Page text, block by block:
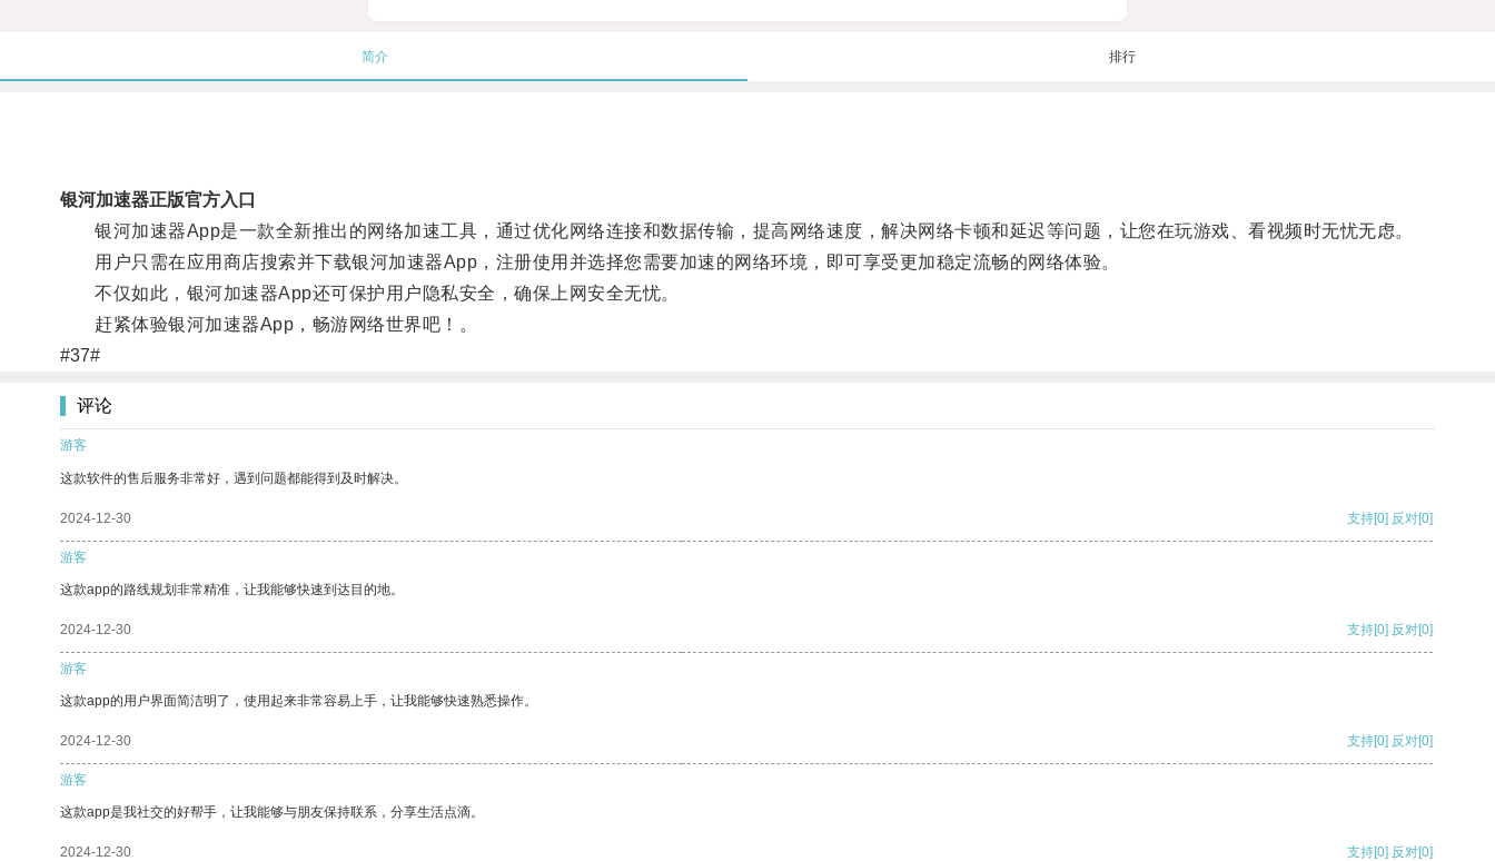
简介 排行
银河加速器正版官方入口
银河加速器App是一款全新推出的网络加速工具，通过优化网络连接和数据传输，提高网络速度，解决网络卡顿和延迟等问题，让您在玩游戏、看视频时无忧无虑。
用户只需在应用商店搜索并下载银河加速器App，注册使用并选择您需要加速的网络环境，即可享受更加稳定流畅的网络体验。
不仅如此，银河加速器App还可保护用户隐私安全，确保上网安全无忧。
赶紧体验银河加速器App，畅游网络世界吧！。
#37#
评论
游客
这款软件的售后服务非常好，遇到问题都能得到及时解决。
2024-12-30 支持[0] 反对[0]
游客
这款app的路线规划非常精准，让我能够快速到达目的地。
2024-12-30 支持[0] 反对[0]
游客
这款app的用户界面简洁明了，使用起来非常容易上手，让我能够快速熟悉操作。
2024-12-30 支持[0] 反对[0]
游客
这款app是我社交的好帮手，让我能够与朋友保持联系，分享生活点滴。
2024-12-30 支持[0] 反对[0]